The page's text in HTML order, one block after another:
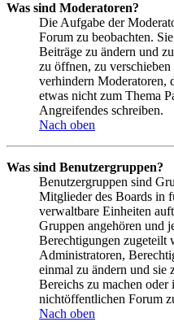
Was sind Moderatoren?
Die Aufgabe der
Forum zu beobachten.
Beiträge zu ändern und
zu öffnen, zu
verhindern Moderatoren,
etwas nicht zum Thema
Angreifendes schreiben.
Nach oben
Was sind Benutzergruppen?
Benutzergruppen sind
Mitglieder des Boards in
verwaltbare Einheiten
Gruppen angehören und
Berechtigungen zugeteilt
Administratoren,
einmal zu ändern und sie
Bereichs zu machen
nichtöffentlichen Forum
Nach oben